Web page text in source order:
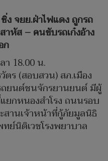
ง จยย.ฝ่าไฟแดง ถูกรถ
าหัส – คนขับรถเก๋งอ้าง
ก
า 18.00 น.
ร (สอบสวน) สภ.เมือง
ถยนต์ชนจักรยานยนต์ มีผู้
ยกหนองสำโรง ถนนรอบ
สานเจ้าหน้าที่กู้ภัยมูลนิธิ
ย์นิติเวชโรงพยาบาล